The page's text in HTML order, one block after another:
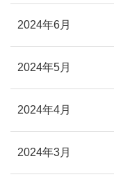
2024年6月
2024年5月
2024年4月
2024年3月